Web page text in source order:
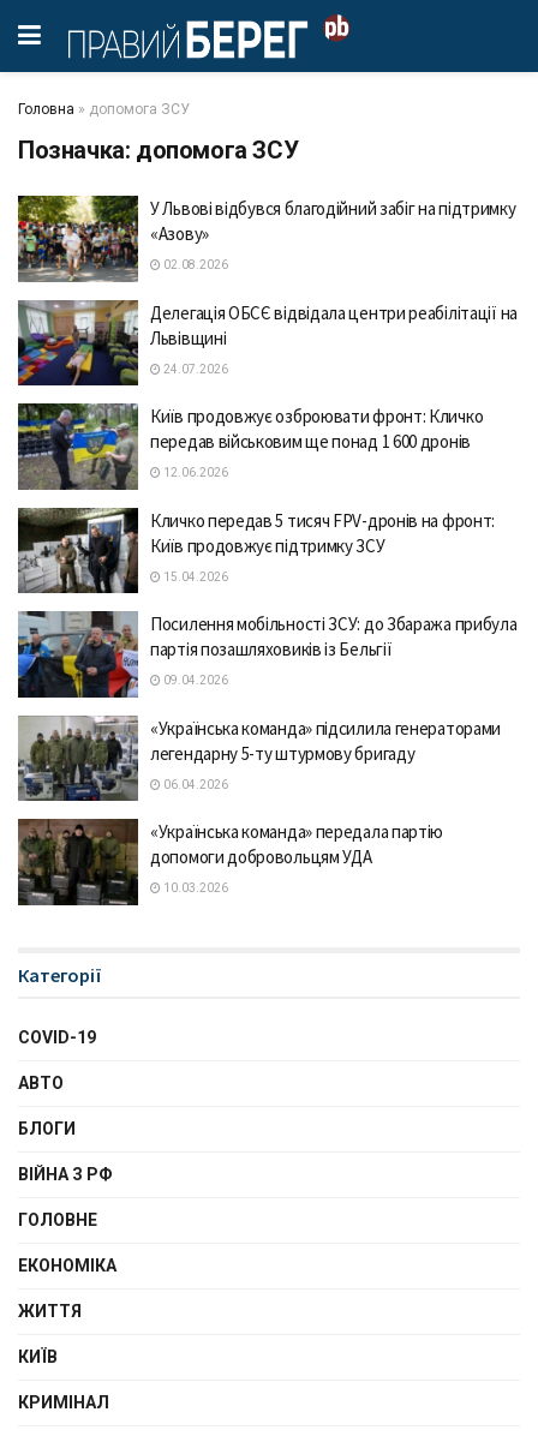
Головна » допомога ЗСУ
Позначка: допомога ЗСУ
У Львові відбувся благодійний забіг на підтримку
«Азову»
02.08.2026
Делегація ОБСЄ відвідала центри реабілітації на
Львівщині
24.07.2026
Київ продовжує озброювати фронт: Кличко
передав військовим ще понад 1 600 дронів
12.06.2026
Кличко передав 5 тисяч FPV-дронів на фронт:
Київ продовжує підтримку ЗСУ
15.04.2026
Посилення мобільності ЗСУ: до Збаража прибула
партія позашляховиків із Бельгії
09.04.2026
«Українська команда» підсилила генераторами
легендарну 5-ту штурмову бригаду
06.04.2026
«Українська команда» передала партію
допомоги добровольцям УДА
10.03.2026
Категорії
COVID-19
АВТО
БЛОГИ
ВІЙНА З РФ
ГОЛОВНЕ
ЕКОНОМІКА
ЖИТТЯ
КИЇВ
КРИМІНАЛ